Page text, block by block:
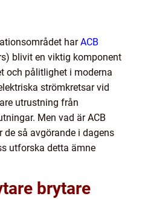
harACB
blivit en viktig komponent
och pålitlighet i moderna
strömkretsar vid
utrustning från
Men vad är ACB
de så avgörande i dagens
utforska detta ämne
brytare